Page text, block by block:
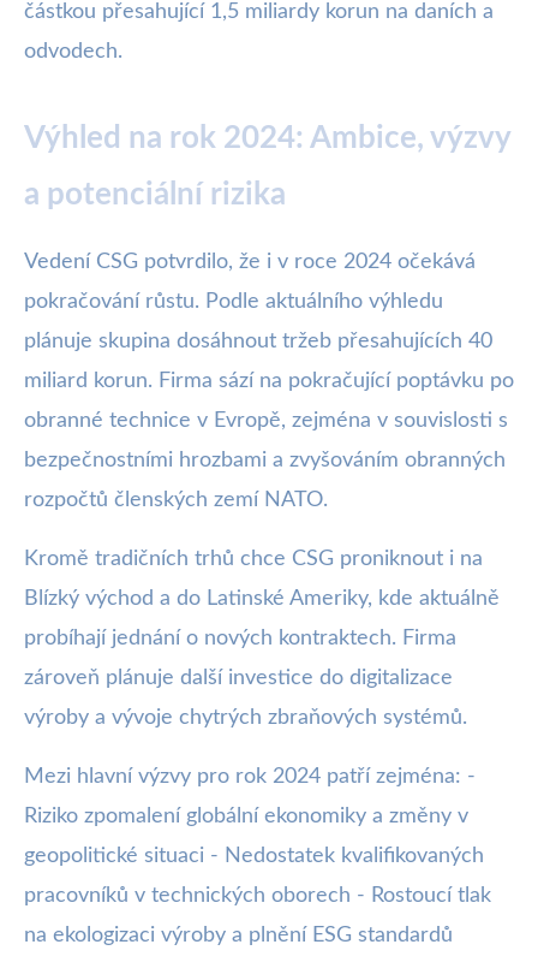
částkou přesahující 1,5 miliardy korun na daních a
odvodech.
Výhled na rok 2024: Ambice, výzvy
a potenciální rizika
Vedení CSG potvrdilo, že i v roce 2024 očekává
pokračování růstu. Podle aktuálního výhledu
plánuje skupina dosáhnout tržeb přesahujících 40
miliard korun. Firma sází na pokračující poptávku po
obranné technice v Evropě, zejména v souvislosti s
bezpečnostními hrozbami a zvyšováním obranných
rozpočtů členských zemí NATO.
Kromě tradičních trhů chce CSG proniknout i na
Blízký východ a do Latinské Ameriky, kde aktuálně
probíhají jednání o nových kontraktech. Firma
zároveň plánuje další investice do digitalizace
výroby a vývoje chytrých zbraňových systémů.
Mezi hlavní výzvy pro rok 2024 patří zejména: -
Riziko zpomalení globální ekonomiky a změny v
geopolitické situaci - Nedostatek kvalifikovaných
pracovníků v technických oborech - Rostoucí tlak
na ekologizaci výroby a plnění ESG standardů